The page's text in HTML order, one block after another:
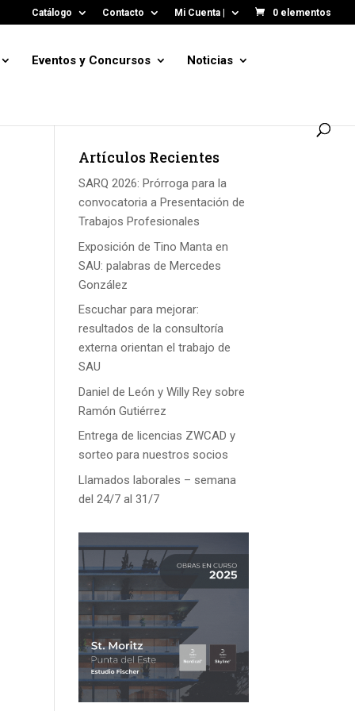
Catálogo Contacto Mi Cuenta | 0 elementos
Eventos y Concursos Noticias
Artículos Recientes
SARQ 2026: Prórroga para la
convocatoria a Presentación de
Trabajos Profesionales
Exposición de Tino Manta en
SAU: palabras de Mercedes
González
Escuchar para mejorar:
resultados de la consultoría
externa orientan el trabajo de
SAU
Daniel de León y Willy Rey sobre
Ramón Gutiérrez
Entrega de licencias ZWCAD y
sorteo para nuestros socios
Llamados laborales – semana
del 24/7 al 31/7